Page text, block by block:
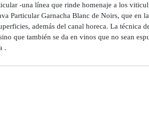
-una línea que rinde homenaje a los
Particular Garnacha Blanc de Noirs, que en
además del canal horeca. La técnica
que también se da en vinos que no sean
.